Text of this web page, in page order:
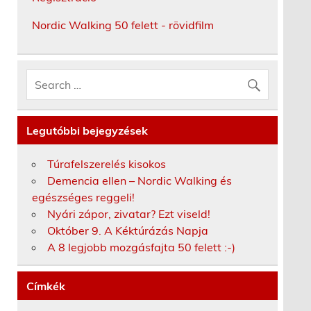
Nordic Walking 50 felett - rövidfilm
Legutóbbi bejegyzések
Túrafelszerelés kisokos
Demencia ellen – Nordic Walking és
egészséges reggeli!
Nyári zápor, zivatar? Ezt viseld!
Október 9. A Kéktúrázás Napja
A 8 legjobb mozgásfajta 50 felett :-)
Címkék